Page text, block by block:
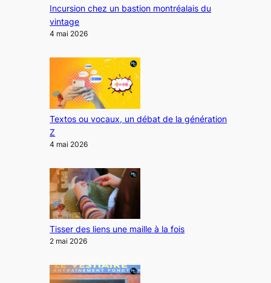
Incursion chez un bastion montréalais du
vintage
4 mai 2026
Textos ou vocaux, un débat de la génération
Z
4 mai 2026
Tisser des liens une maille à la fois
2 mai 2026